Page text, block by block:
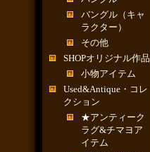
バングル（キャ
ラクター）
その他
SHOPオリジナル作品
小物アイテム
Used&Antique・コレ
クション
★アンティーク
ラグ&チマヨア
イテム